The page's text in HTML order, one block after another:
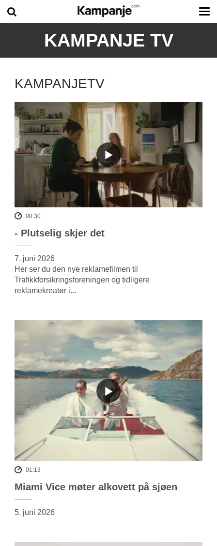
KAMPANJE TV
KAMPANJETV
00:30
- Plutselig skjer det
7. juni 2026
Her ser du den nye reklamefilmen til
Trafikkforsikringsforeningen og tidligere
reklamekreatør i...
01:13
Miami Vice møter alkovett på sjøen
5. juni 2026